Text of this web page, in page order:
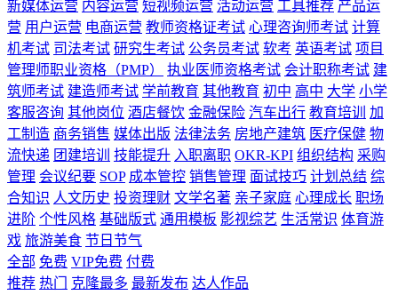
新媒体运营 内容运营 短视频运营 活动运营 工具推荐 产品运
营 用户运营 电商运营 教师资格证考试 心理咨询师考试 计算
机考试 司法考试 研究生考试 公务员考试 软考 英语考试 项目
管理师职业资格（PMP）
执业医师资格考试 会计职称考试 建
筑师考试 建造师考试 学前教育 其他教育 初中 高中 大学 小学
客服咨询 其他岗位 酒店餐饮 金融保险 汽车出行 教育培训
加
工制造 商务销售 媒体出版 法律法务 房地产建筑 医疗保健 物
流快递 团建培训 技能提升 入职离职 OKR-KPI 组织结构 采购
管理 会议纪要 SOP 成本管控 销售管理 面试技巧 计划总结 综
合知识 人文历史 投资理财 文学名著 亲子家庭 心理成长 职场
进阶 个性风格 基础版式 通用模板 影视综艺 生活常识 体育游
戏 旅游美食 节日节气
全部 免费 VIP免费 付费
推荐 热门 克隆最多 最新发布 达人作品